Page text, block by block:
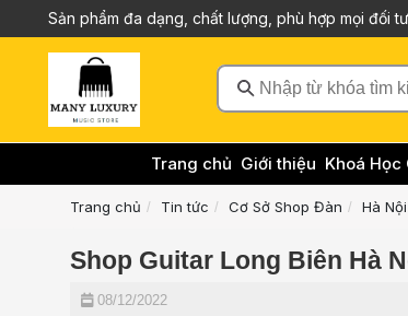
Sản phẩm đa dạng, chất lượng, phù hợp mọi đối
Nhập từ khóa tìm
Trang chủ Giới thiệu Khoá Học
Trang chủ Tin tức Cơ Sở Shop Đàn Hà Nội
Shop Guitar Long Biên Hà
08/12/2022